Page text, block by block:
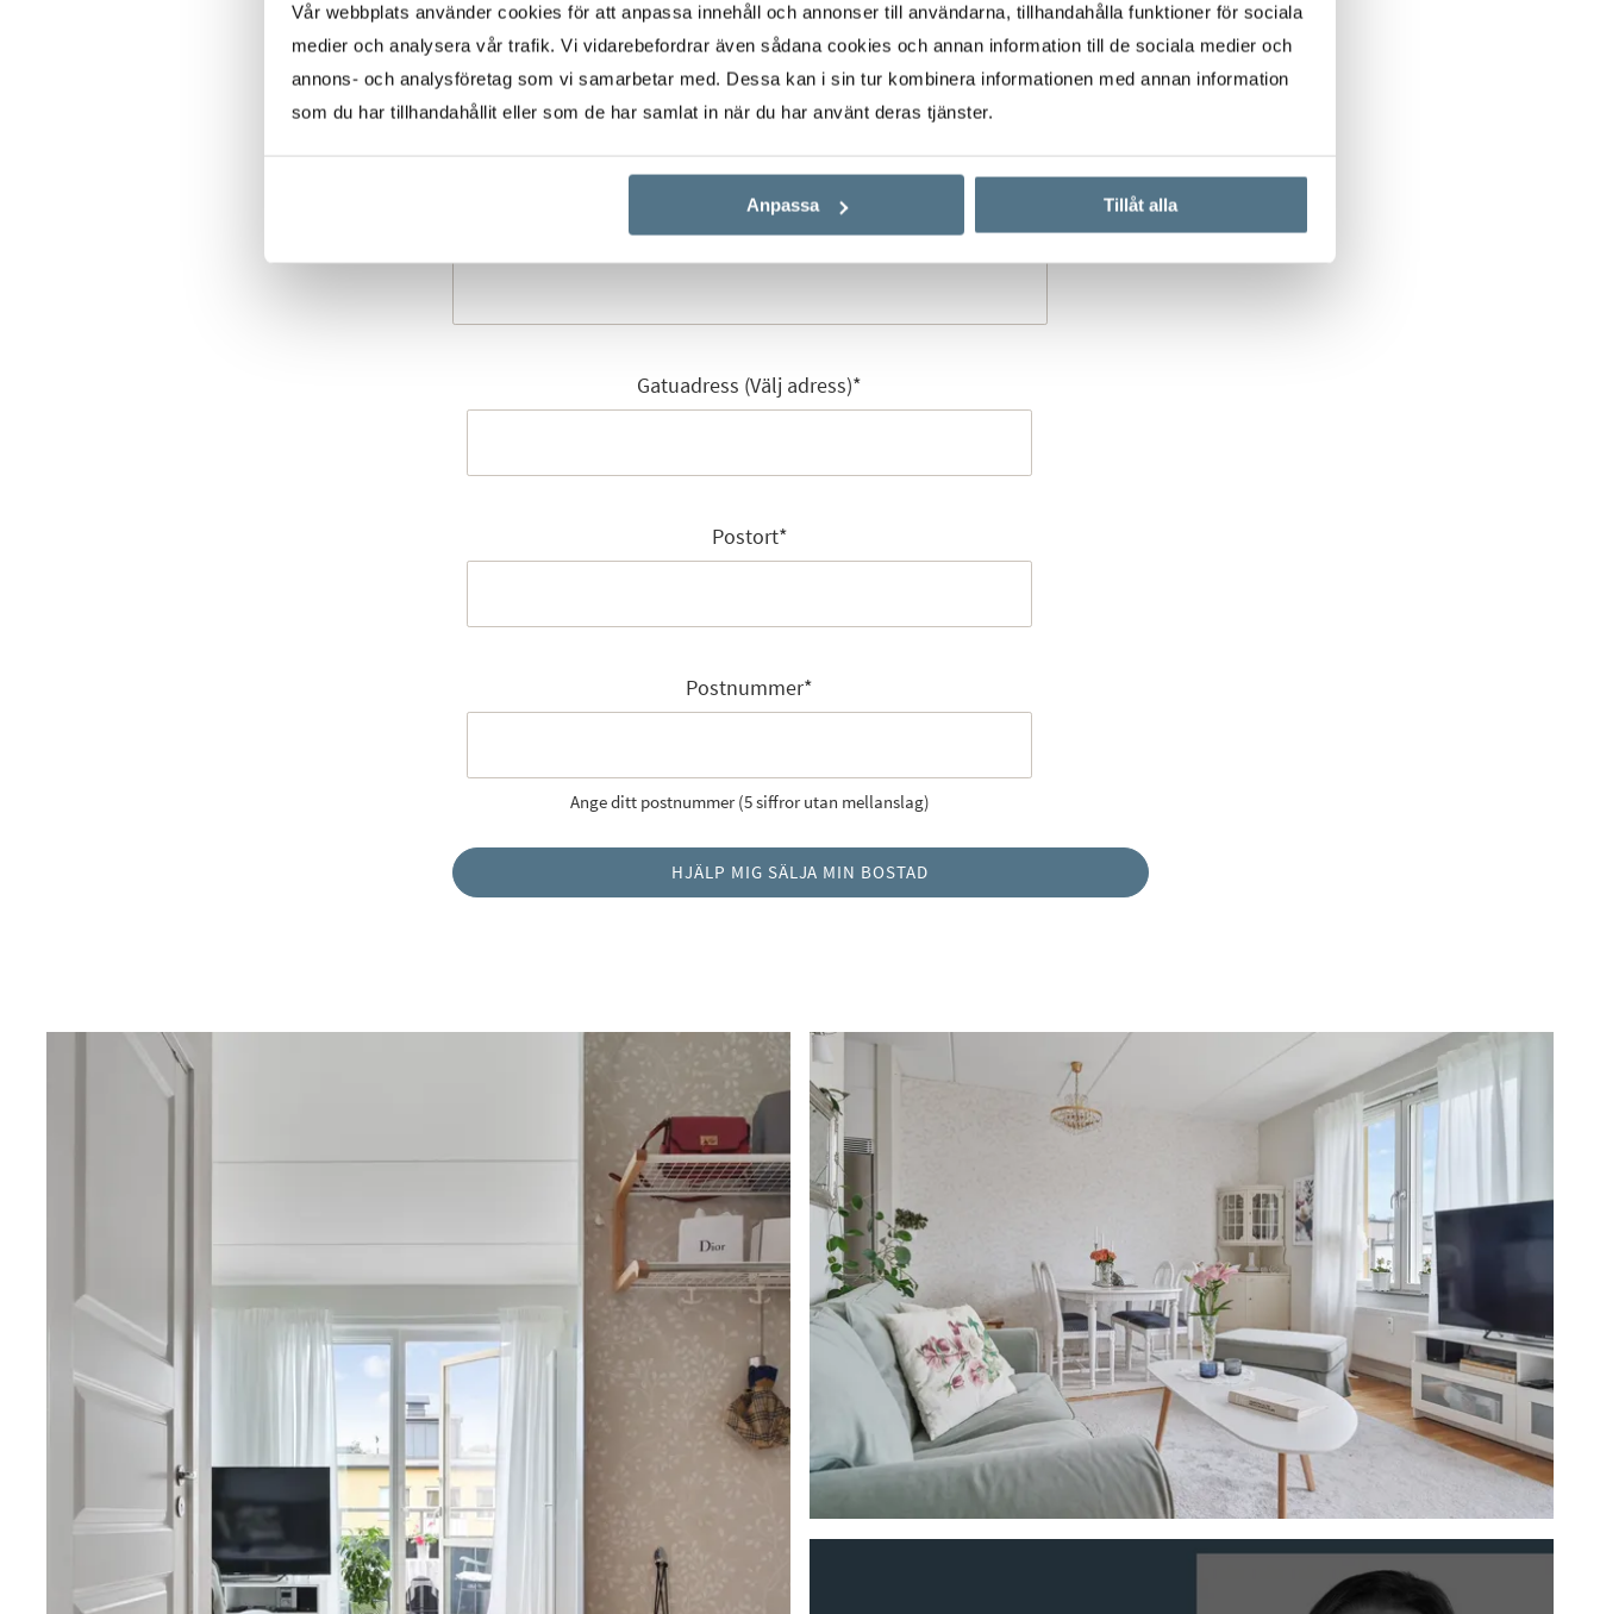
Vår webbplats använder cookies för att anpassa innehåll och annonser till användarna, tillhandahålla funktioner för sociala
medier och analysera vår trafik. Vi vidarebefordrar även sådana cookies och annan information till de sociala medier och
annons- och analysföretag som vi samarbetar med. Dessa kan i sin tur kombinera informationen med annan information
som du har tillhandahållit eller som de har samlat in när du har använt deras tjänster.
Anpassa Tillåt alla
Mobilnummer*
E-post*
Gatuadress (Välj adress)*
Postort*
Postnummer*
Ange ditt postnummer (5 siffror utan mellanslag)